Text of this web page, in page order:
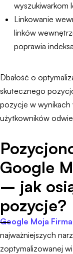
wyszukiwarkom
Linkowanie
linków
poprawia
Dbałość o
skutecznego
pozycje w wynikach
użytkowników
Google
– jak
pozycje?
Google Moja
najważniejszych
zoptymalizowanej